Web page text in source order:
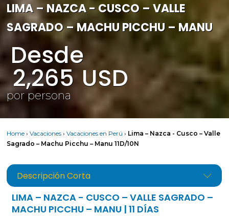
LIMA – NAZCA - CUSCO – VALLE
SAGRADO – MACHU PICCHU – MANU
Desde
2,265 USD
por persona
Home ›Vacaciones ›Vacaciones en Perú › Lima – Nazca - Cusco – Valle
Sagrado – Machu Picchu – Manu 11D/10N
Descripción Corta
LIMA – NAZCA - CUSCO – VALLE SAGRADO –
MACHU PICCHU – MANU | 11 DÍAS